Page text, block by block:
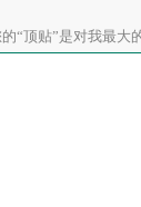
“顶贴”是对我最大